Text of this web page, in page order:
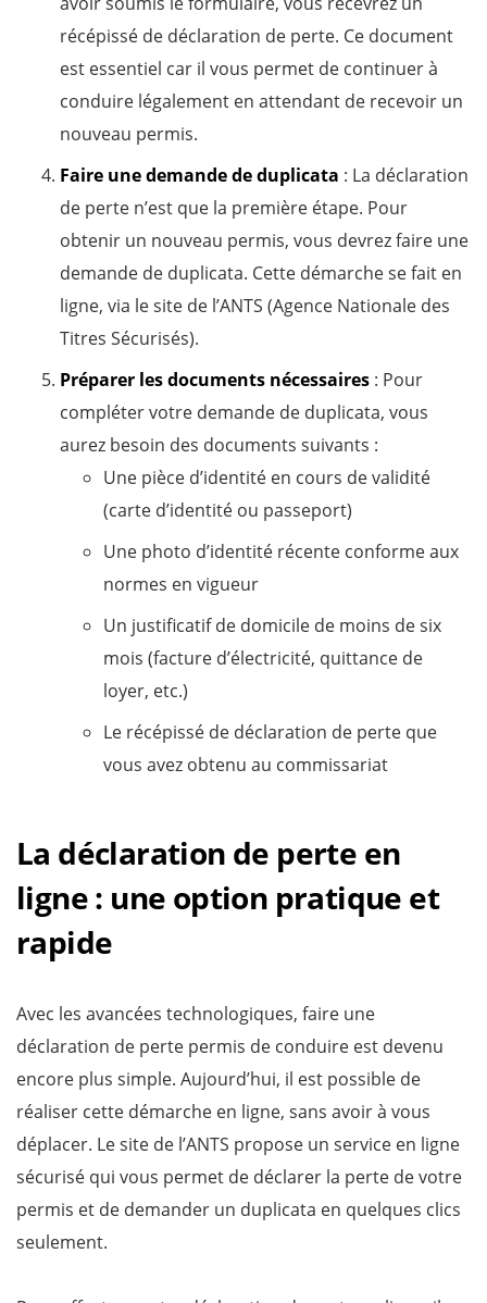
récépissé de déclaration de perte. Ce document
est essentiel car il vous permet de continuer à
conduire légalement en attendant de recevoir un
nouveau permis.
Faire une demande de duplicata : La déclaration
de perte n’est que la première étape. Pour
obtenir un nouveau permis, vous devrez faire une
demande de duplicata. Cette démarche se fait en
ligne, via le site de l’ANTS (Agence Nationale des
Titres Sécurisés).
Préparer les documents nécessaires : Pour
compléter votre demande de duplicata, vous
aurez besoin des documents suivants :
Une pièce d’identité en cours de validité
(carte d’identité ou passeport)
Une photo d’identité récente conforme aux
normes en vigueur
Un justificatif de domicile de moins de six
mois (facture d’électricité, quittance de
loyer, etc.)
Le récépissé de déclaration de perte que
vous avez obtenu au commissariat
La déclaration de perte en
ligne : une option pratique et
rapide
Avec les avancées technologiques, faire une
déclaration de perte permis de conduire est devenu
encore plus simple. Aujourd’hui, il est possible de
réaliser cette démarche en ligne, sans avoir à vous
déplacer. Le site de l’ANTS propose un service en ligne
sécurisé qui vous permet de déclarer la perte de votre
permis et de demander un duplicata en quelques clics
seulement.